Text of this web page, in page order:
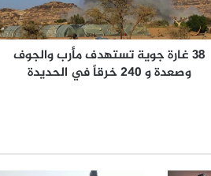
38 غارة جوية تستهدف مأرب والجوف
وصعدة و 240 خرقاً في الحديدة